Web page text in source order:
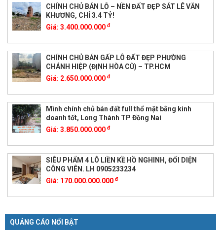
CHÍNH CHỦ BÁN LỖ – NỀN ĐẤT ĐẸP SÁT LÊ VĂN
KHƯƠNG, CHỈ 3.4 TỶ!
Giá: 3.400.000.000 đ
CHÍNH CHỦ BÁN GẤP LÔ ĐẤT ĐẸP PHƯỜNG
CHÁNH HIỆP (ĐỊNH HÒA CŨ) – TP.HCM
Giá: 2.650.000.000 đ
Mình chính chủ bán đất full thổ mặt bằng kinh
doanh tốt, Long Thành TP Đồng Nai
Giá: 3.850.000.000 đ
SIÊU PHẨM 4 LÔ LIỀN KỀ HỒ NGHINH, ĐỐI DIỆN
CÔNG VIÊN. LH 0905233234
Giá: 170.000.000.000 đ
QUẢNG CÁO NỔI BẬT